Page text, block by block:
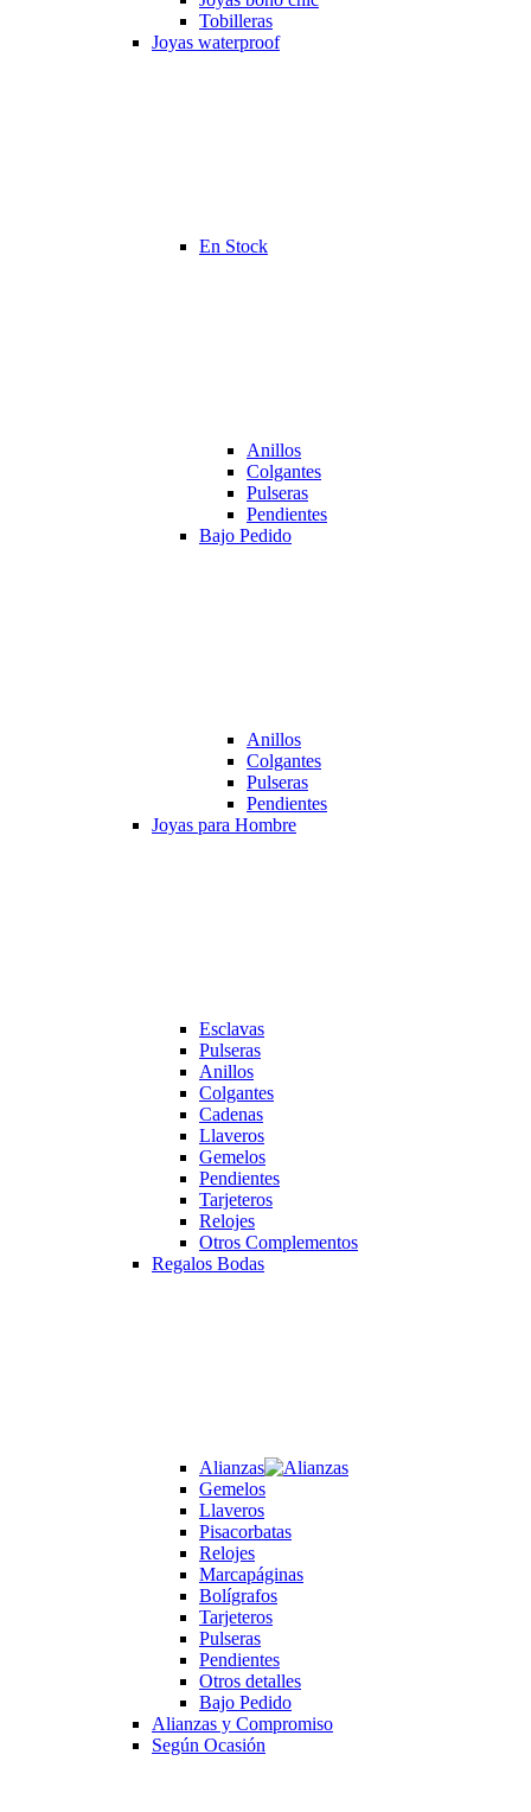
Tobilleras
Joyas waterproof
En Stock
Anillos
Colgantes
Pulseras
Pendientes
Bajo Pedido
Anillos
Colgantes
Pulseras
Pendientes
Joyas para Hombre
Esclavas
Pulseras
Anillos
Colgantes
Cadenas
Llaveros
Gemelos
Pendientes
Tarjeteros
Relojes
Otros Complementos
Regalos Bodas
Alianzas
Gemelos
Llaveros
Pisacorbatas
Relojes
Marcapáginas
Bolígrafos
Tarjeteros
Pulseras
Pendientes
Otros detalles
Bajo Pedido
Alianzas y Compromiso
Según Ocasión